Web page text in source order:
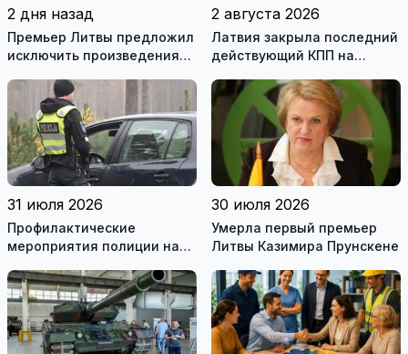
2 дня назад
Премьер Литвы предложил
исключить произведения
рекомендуемой
литературы
2 августа 2026
Латвия закрыла последний
действующий КПП на
31 июля 2026
Профилактические
мероприятия полиции на
30 июля 2026
Умерла первый премьер
Литвы Казимира Прунскене